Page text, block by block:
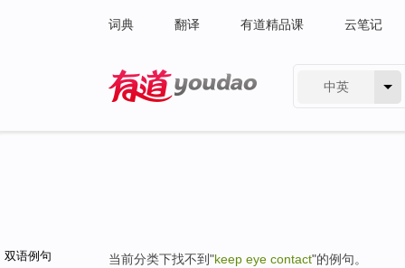
词典 翻译 有道精品课 云笔记
中英
双语例句 当前分类下找不到"keep eye contact"的例句。